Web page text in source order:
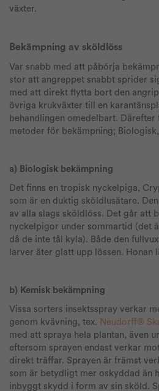
växter.
Bekämpning av sköldlöss
Var snabb med att påbörja
stor att angreppet snabbt sprider
med att direkt flytta bort den
övriga krukväxter till en
behandlingen omedelbart. Därefter
metoder för bekämpning;
a) Biologisk bekämpning
Det finns en tropisk nyckelpiga,
som är en duktig sköldlusätare.
av alla slags sköldlöss. Det går att
nyckelpigor under sommartid (det
då de inte tål kyla). Både den
larver äter glatt upp lössen. Honan
b) Kemisk bekämpning
Vissa sorters insektsspray verkar
genom kvävning, tex. Neudorff®
med att spraya hela plantan, även
eftersom sprayen endast verkar
direkt träffar. Sprayen är främst
som är betydligt mer oskyddad än
inbyggt skydd i form av sin sköld.